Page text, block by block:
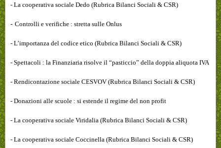
- La cooperativa sociale Dedo (Rubrica Bilanci Sociali & CSR)
- Controlli e verifiche : stretta sulle Onlus
- L’importanza del codice etico (Rubrica Bilanci Sociali & CSR)
- Spettacoli : la Finanziaria risolve il “pasticcio” della doppia aliquota IVA
- Rendicontazione sociale CESVOV (Rubrica Bilanci Sociali & CSR)
- Donazioni alle scuole : si estende il regime del non profit
- La cooperativa sociale Viridalia (Rubrica Bilanci Sociali & CSR)
- La cooperativa sociale Coccinella (Rubrica Bilanci Sociali & CSR)